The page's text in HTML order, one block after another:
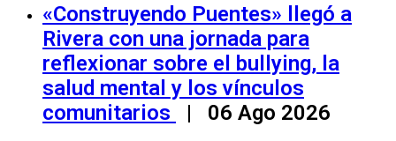
«Construyendo Puentes» llegó a
Rivera con una jornada para
reflexionar sobre el bullying, la
salud mental y los vínculos
comunitarios
| 06 Ago 2026